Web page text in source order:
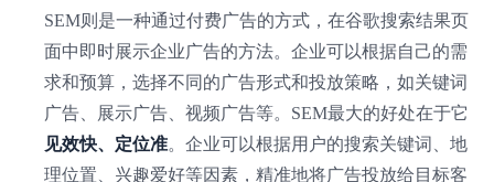
SEM则是一种通过付费广告的方式，在谷歌搜索结果页
面中即时展示企业广告的方法。企业可以根据自己的需
求和预算，选择不同的广告形式和投放策略，如关键词
广告、展示广告、视频广告等。SEM最大的好处在于它
见效快、定位准。企业可以根据用户的搜索关键词、地
理位置、兴趣爱好等因素，精准地将广告投放给目标客